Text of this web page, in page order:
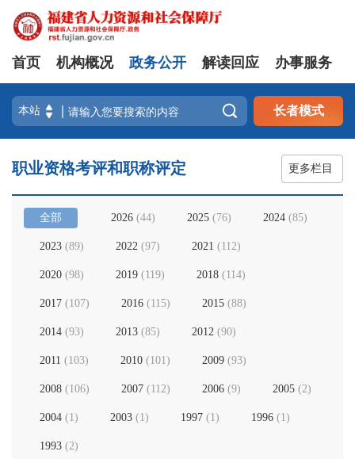
首页 机构概况 政务公开 解读回应 办事服务
 长者模式
职业资格考评和职称评定 更多栏目
全部 2026 (44) 2025 (76) 2024 (85)
2023 (89) 2022 (97) 2021 (112)
2020 (98) 2019 (119) 2018 (114)
2017 (107) 2016 (115) 2015 (88)
2014 (93) 2013 (85) 2012 (90)
2011 (103) 2010 (101) 2009 (93)
2008 (106) 2007 (112) 2006 (9) 2005 (2)
2004 (1) 2003 (1) 1997 (1) 1996 (1)
1993 (2)